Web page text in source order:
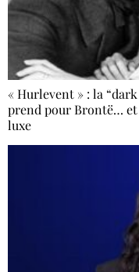
« Hurlevent » : la
prend pour Brontë…
luxe